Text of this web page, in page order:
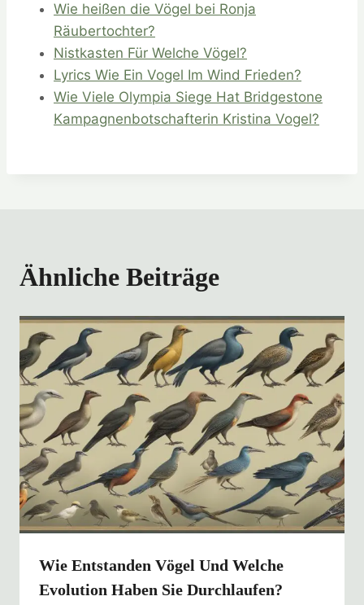
Wie heißen die Vögel bei Ronja
Räubertochter?
Nistkasten Für Welche Vögel?
Lyrics Wie Ein Vogel Im Wind Frieden?
Wie Viele Olympia Siege Hat Bridgestone
Kampagnenbotschafterin Kristina Vogel?
Ähnliche Beiträge
Wie Entstanden Vögel Und Welche
Evolution Haben Sie Durchlaufen?